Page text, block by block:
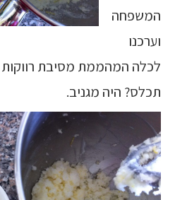
המשפחה
וערכנו
לכלה המהממת מסיבת רווקות
תכלס? היה מגניב.